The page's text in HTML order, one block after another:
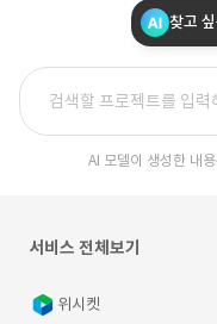
찾고
AI 모델이 생성한 내
서비스 전체보기
위시켓